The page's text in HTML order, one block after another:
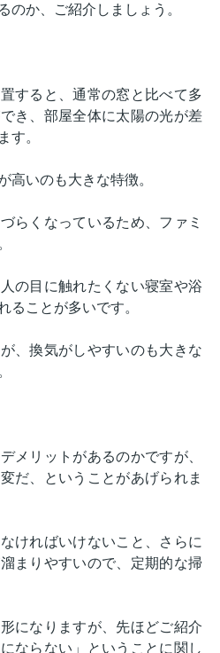
のか、ご紹介しましょう。
すると、通常の窓と比べて多
き、部屋全体に太陽の光が差
す。
高いのも大きな特徴。
らくなっているため、ファミ
の目に触れたくない寝室や浴
ることが多いです。
、換気がしやすいのも大きな
メリットがあるのかですが、
だ、ということがあげられま
ければいけないこと、さらに
まりやすいので、定期的な掃
になりますが、先ほどご紹介
ならない」ということに関し